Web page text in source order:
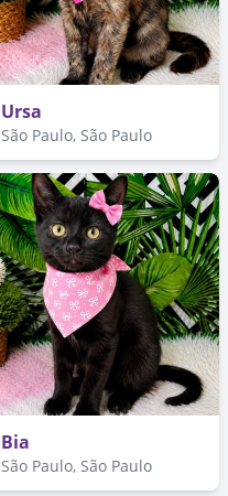
Ursa
São Paulo, São Paulo
Bia
São Paulo, São Paulo